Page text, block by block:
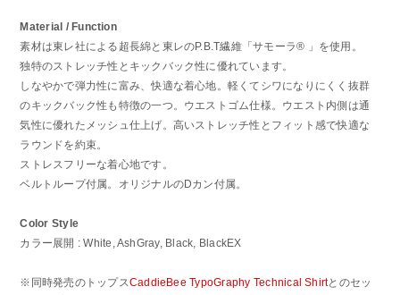
Material / Function
素材は東レ社による超長綿と東レのP.B.T繊維「サモーラ® 」を使用。
独特のストレッチ性とキックバック性に優れています。
しなやかで弾力性に富み、快適な着心地。軽くてシワになりにくく抜群
のキックバック性も特徴の一つ。ウエストゴム仕様。ウエスト内側は通
気性に優れたメッシュ仕上げ。高いストレッチ性とフィット感で快適な
ラウンドを約束。
ストレスフリーな着心地です。
ベルトループ付属。オリジナルのDカン付属。
Color Style
カラー展開 : White, AshGray, Black, BlackEX
※同時発売のトップスCaddieBee TypoGraphy Technical Shirtとのセッ